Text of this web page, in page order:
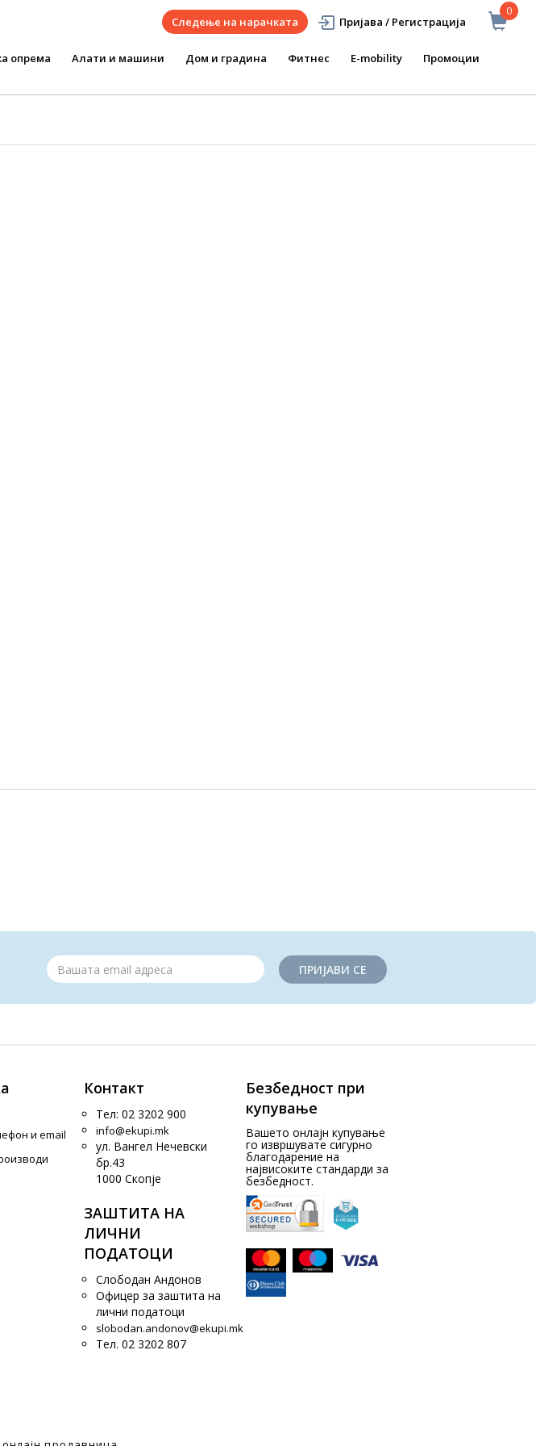
0
Следење на нарачката Пријава / Регистрација
опрема Алати и машини Дом и градина Фитнес E-mobility
Промоции
ПРИЈАВИ СЕ
и еmail
Контакт
Тел: 02 3202 900
info@ekupi.mk
ул. Вангел Нечевски
бр.43
1000 Скопје
ЗАШТИТА НА
ЛИЧНИ
ПОДАТОЦИ
Слободан Андонов
Офицер за заштита на
лични податоци
slobodan.andonov@ekupi.mk
Тел. 02 3202 807
Безбедност при
купување
Вашето онлајн купување
го извршувате сигурно
благодарение на
највисоките стандарди за
безбедност.